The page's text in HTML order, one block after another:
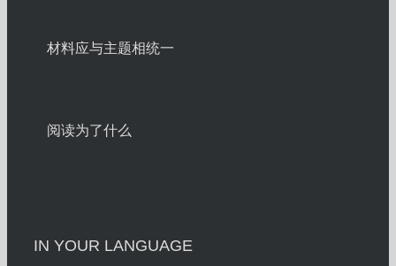
材料应与主题相统一
阅读为了什么
IN YOUR LANGUAGE